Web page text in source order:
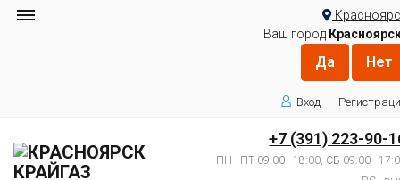
Ваш город
Вход
+7 (391) 223-90-
ПН - ПТ 09:00 - 18:00, СБ 09:00 -